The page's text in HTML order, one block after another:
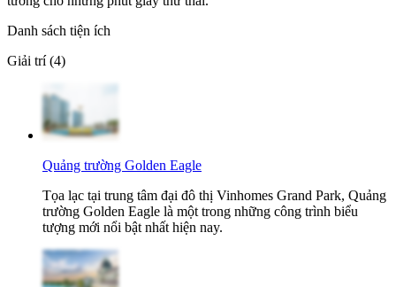
Danh sách tiện ích
Giải trí (4)
Quảng trường Golden Eagle
Tọa lạc tại trung tâm đại đô thị Vinhomes Grand Park, Quảng
trường Golden Eagle là một trong những công trình biểu
tượng mới nổi bật nhất hiện nay.